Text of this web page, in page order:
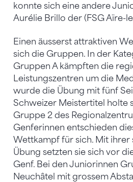
konnte sich eine andere
Aurélie Brillo der (FSG Aïre-
Einen äusserst attraktiven
sich die Gruppen. In der
Gruppen A kämpften die
Leistungszentren um die
wurde die Übung mit fünf
Schweizer Meistertitel holte
Gruppe 2 des
Genferinnen entschieden
Wettkampf für sich. Mit ihrer
Übung setzten sie sich vor
Genf. Bei den Juniorinnen
Neuchâtel mit grossem